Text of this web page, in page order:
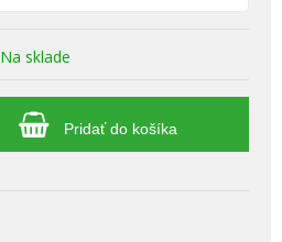
Na sklade
Pridať do košíka